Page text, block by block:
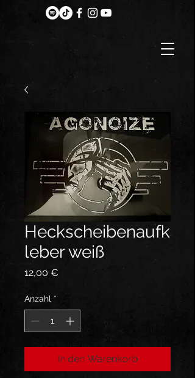
Heckscheibenaufk
leber weiß
12,00 €
Anzahl *
In den Warenkorb